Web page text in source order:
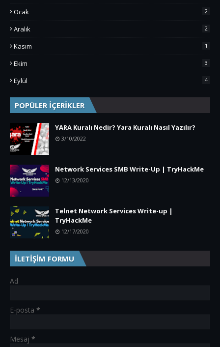
Ocak 2
Aralık 2
Kasım 1
Ekim 3
Eylül 4
POPÜLER İÇERİKLER
YARA Kuralı Nedir? Yara Kuralı Nasıl Yazılır?
3/10/2022
Network Services SMB Write-Up | TryHackMe
12/13/2020
Telnet Network Services Write-up |
TryHackMe
12/17/2020
İLETİŞİM FORMU
Ad
E-posta *
Mesaj *